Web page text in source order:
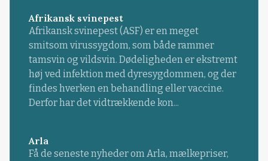
Afrikansk svinepest
Afrikansk svinepest (ASF) er en meget
smitsom virussygdom, som både rammer
tamsvin og vildsvin. Dødeligheden er ekstremt
høj ved infektion med dyresygdommen, og der
findes hverken en behandling eller vaccine.
Derfor har det vidtrækkende kon...
Arla
Få de seneste nyheder om Arla, mælkepriser,